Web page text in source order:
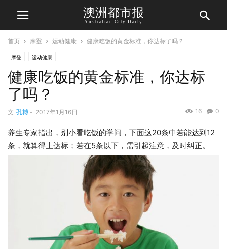
澳洲都市报
Australian City Daily
首页 摩登 运动健康 健康吃饭的黄金标准，你达标了吗？
摩登 运动健康
健康吃饭的黄金标准，你达标
了吗？
文 孔博 - 2017年1月16日 0
16
养生专家指出，别小看吃饭的学问，下面这20条中若能达到12
条，就算得上达标；若在5条以下，需引起注意，及时纠正。